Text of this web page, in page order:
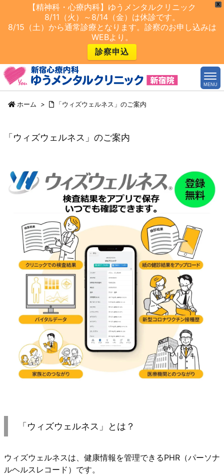
X
【精神科・心療内科】ゆうメンタルクリニック
8/11（火）～8/14（金）は休診です。
8/15（土）から通常診療となります。診察のお申し込みは
WEBより。
診察申込
MENU
ホーム > 「ウィズウェルネス」のご案内
「ウィズウェルネス」のご案内
「ウィズウェルネス」とは？
ウィズウェルネスは、健康情報を管理できるPHR（パーソナ
ルヘルスレコード）です。